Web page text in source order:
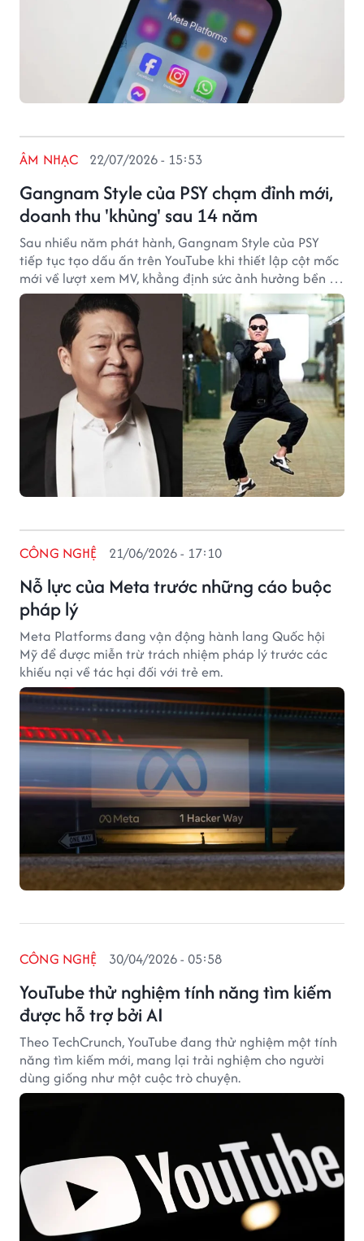
Gangnam Style của PSY chạm đỉnh mới,
doanh thu 'khủng' sau 14 năm
ÂM NHẠC 22/07/2026 - 15:53
Sau nhiều năm phát hành, Gangnam Style của PSY
tiếp tục tạo dấu ấn trên YouTube khi thiết lập cột mốc
mới về lượt xem MV, khẳng định sức ảnh hưởng bền bỉ
của một trong những ca khúc tiêu biểu của K-pop trên
toàn cầu.
Nỗ lực của Meta trước những cáo buộc
pháp lý
CÔNG NGHỆ 21/06/2026 - 17:10
Meta Platforms đang vận động hành lang Quốc hội
Mỹ để được miễn trừ trách nhiệm pháp lý trước các
khiếu nại về tác hại đối với trẻ em.
YouTube thử nghiệm tính năng tìm kiếm
được hỗ trợ bởi AI
CÔNG NGHỆ 30/04/2026 - 05:58
Theo TechCrunch, YouTube đang thử nghiệm một tính
năng tìm kiếm mới, mang lại trải nghiệm cho người
dùng giống như một cuộc trò chuyện.